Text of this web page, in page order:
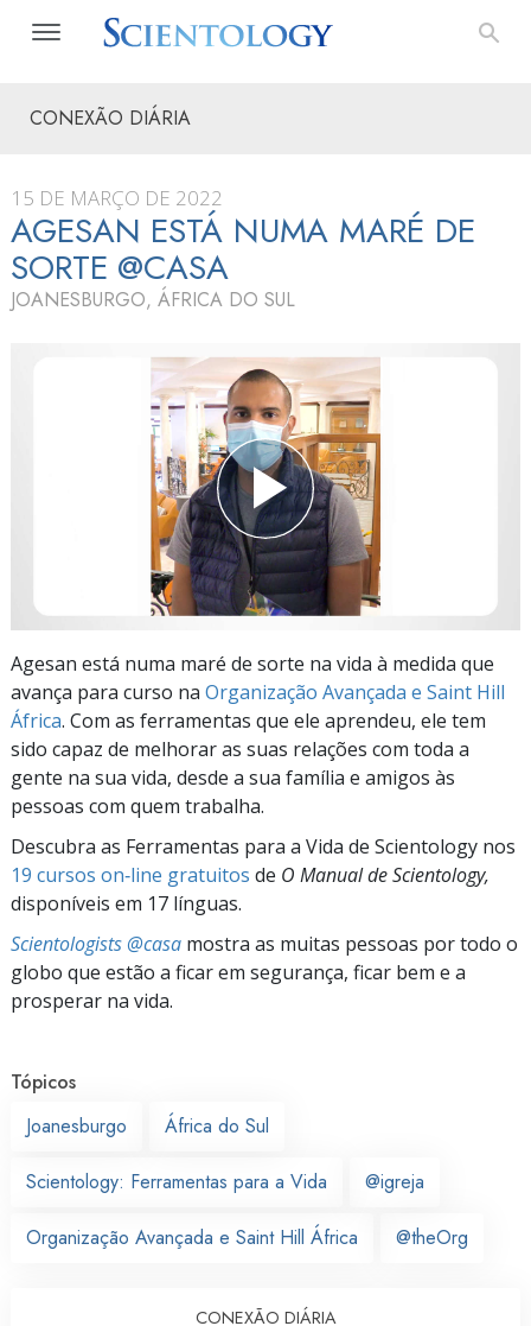
CONEXÃO DIÁRIA
15 DE MARÇO DE 2022
AGESAN ESTÁ NUMA MARÉ DE
SORTE @CASA
JOANESBURGO, ÁFRICA DO SUL
Agesan está numa maré de sorte na vida à medida que
avança para curso na Organização Avançada e Saint Hill
África. Com as ferramentas que ele aprendeu, ele tem
sido capaz de melhorar as suas relações com toda a
gente na sua vida, desde a sua família e amigos às
pessoas com quem trabalha.
Descubra as Ferramentas para a Vida de Scientology nos
19 cursos on‑line gratuitos de O Manual de Scientology,
disponíveis em 17 línguas.
Scientologists @casa mostra as muitas pessoas por todo o
globo que estão a ficar em segurança, ficar bem e a
prosperar na vida.
Tópicos
Joanesburgo
África do Sul
Scientology: Ferramentas para a Vida @igreja
Organização Avançada e Saint Hill África @theOrg
CONEXÃO DIÁRIA